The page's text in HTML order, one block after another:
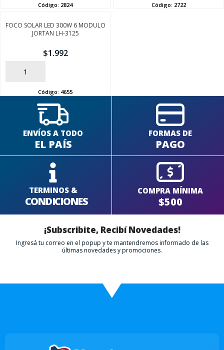
Código: 2824 Código: 2722
FOCO SOLAR LED 300W 6 MODULO
JORTAN LH-3125
$1.992
AÑADIR
Código: 4655
ENVÍOS A TODO
EL PAÍS
FORMAS DE
PAGO
TERMINOS &
CONDICIONES
COMPRA MÍNIMA
$500
¡Subscribite, Recibí Novedades!
Ingresá tu correo en el popup y te mantendremos informado de las
últimas novedades y promociones.